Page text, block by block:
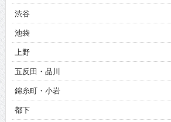
渋谷
池袋
上野
五反田・品川
錦糸町・小岩
都下